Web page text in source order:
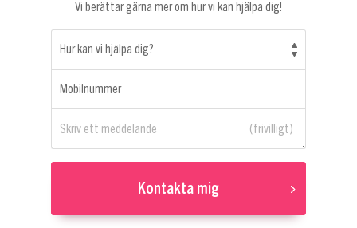
Vi berättar gärna mer om hur vi kan hjälpa dig!
Hur kan vi hjälpa dig?
Mobilnummer
Skriv ett meddelande
Kontakta mig